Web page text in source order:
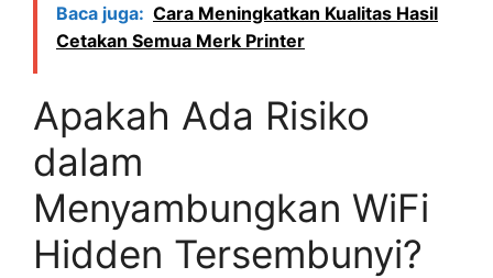
Baca juga: Cara Meningkatkan Kualitas Hasil
Cetakan Semua Merk Printer
Apakah Ada Risiko
dalam
Menyambungkan WiFi
Hidden Tersembunyi?